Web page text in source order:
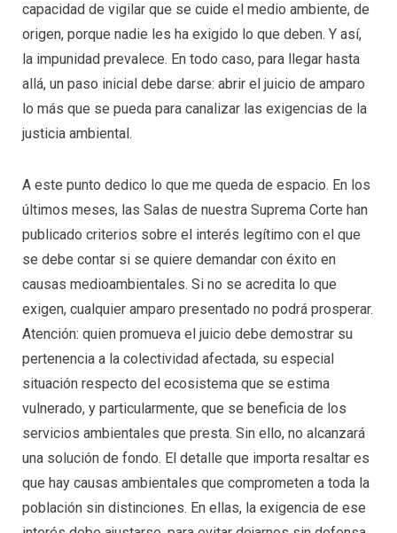
capacidad de vigilar que se cuide el medio ambiente, de
origen, porque nadie les ha exigido lo que deben. Y así,
la impunidad prevalece. En todo caso, para llegar hasta
allá, un paso inicial debe darse: abrir el juicio de amparo
lo más que se pueda para canalizar las exigencias de la
justicia ambiental.
A este punto dedico lo que me queda de espacio. En los
últimos meses, las Salas de nuestra Suprema Corte han
publicado criterios sobre el interés legítimo con el que
se debe contar si se quiere demandar con éxito en
causas medioambientales. Si no se acredita lo que
exigen, cualquier amparo presentado no podrá prosperar.
Atención: quien promueva el juicio debe demostrar su
pertenencia a la colectividad afectada, su especial
situación respecto del ecosistema que se estima
vulnerado, y particularmente, que se beneficia de los
servicios ambientales que presta. Sin ello, no alcanzará
una solución de fondo. El detalle que importa resaltar es
que hay causas ambientales que comprometen a toda la
población sin distinciones. En ellas, la exigencia de ese